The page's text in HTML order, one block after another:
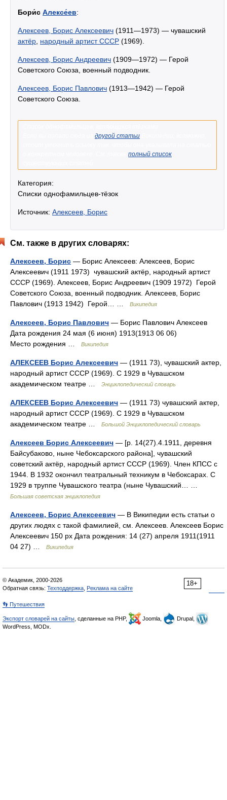
Бори́с Алексе́ев:
Алексеев, Борис Алексеевич (1911—1973) — чувашский
актёр народный артист СССР (1969).
Алексеев, Борис Андреевич (1909—1972) — Герой
Советского Союза, военный подводник.
Алексеев, Борис Павлович (1913—1942) — Герой
Советского Союза.
другой статьи
полный список
Категория:
Списки однофамильцев-тёзок
Источник: Алексеев, Борис
См. также в других словарях:
Алексеев, Борис — Борис Алексеев: Алексеев, Борис
Алексеевич (1911 1973) чувашский актёр, народный артист
СССР (1969). Алексеев, Борис Андреевич (1909 1972) Герой
Советского Союза, военный подводник. Алексеев, Борис
Павлович (1913 1942) Герой… …
Википедия
Алексеев, Борис Павлович — Борис Павлович Алексеев
Дата рождения 24 мая (6 июня) 1913(1913 06 06)
Место рождения …
Википедия
АЛЕКСЕЕВ Борис Алексеевич — (1911 73), чувашский актер,
народный артист СССР (1969). С 1929 в Чувашском
академическом театре …
Энциклопедический словарь
АЛЕКСЕЕВ Борис Алексеевич — (1911 73) чувашский актер,
народный артист СССР (1969). С 1929 в Чувашском
академическом театре …
Большой Энциклопедический словарь
Алексеев Борис Алексеевич — [р. 14(27).4.1911, деревня
Байсубаково, ныне Чебоксарского района], чувашский
советский актёр, народный артист СССР (1969). Член КПСС с
1944. В 1932 окончил театральный техникум в Чебоксарах. С
1929 в труппе Чувашского театра (ныне Чувашский… …
Большая советская энциклопедия
Алексеев, Борис Алексеевич — В Википедии есть статьи о
других людях с такой фамилией, см. Алексеев. Алексеев Борис
Алексеевич 150 px Дата рождения: 14 (27) апреля 1911(1911
04 27) …
Википедия
18+
© Академик, 2000-2026
Обратная связь: Техподдержка Реклама на сайте
👣 Путешествия
Экспорт словарей на сайты , сделанные на PHP, Joomla,
Drupal,
WordPress, MODx.